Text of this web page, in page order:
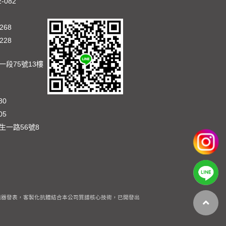
段75號13樓
一路56號8
表，客製化抗體結合本公司質譜核心技術，已開發出多種具時效性且全面性的創新分析